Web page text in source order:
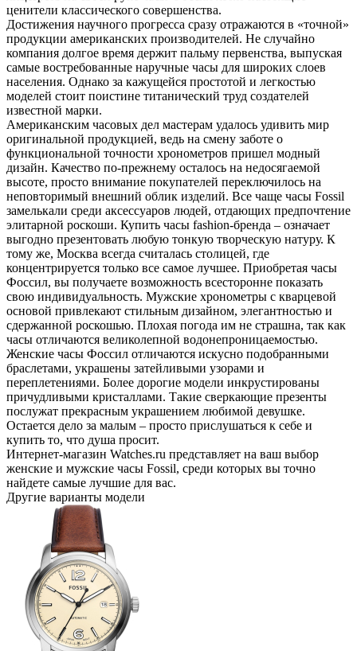
ценители классического совершенства.
Достижения научного прогресса сразу отражаются в «точной»
продукции американских производителей. Не случайно
компания долгое время держит пальму первенства, выпуская
самые востребованные наручные часы для широких слоев
населения. Однако за кажущейся простотой и легкостью
моделей стоит поистине титанический труд создателей
известной марки.
Американским часовых дел мастерам удалось удивить мир
оригинальной продукцией, ведь на смену заботе о
функциональной точности хронометров пришел модный
дизайн. Качество по-прежнему осталось на недосягаемой
высоте, просто внимание покупателей переключилось на
неповторимый внешний облик изделий. Все чаще часы Fossil
замелькали среди аксессуаров людей, отдающих предпочтение
элитарной роскоши. Купить часы fashion-бренда – означает
выгодно презентовать любую тонкую творческую натуру. К
тому же, Москва всегда считалась столицей, где
концентрируется только все самое лучшее. Приобретая часы
Фоссил, вы получаете возможность всесторонне показать
свою индивидуальность. Мужские хронометры с кварцевой
основой привлекают стильным дизайном, элегантностью и
сдержанной роскошью. Плохая погода им не страшна, так как
часы отличаются великолепной водонепроницаемостью.
Женские часы Фоссил отличаются искусно подобранными
браслетами, украшены затейливыми узорами и
переплетениями. Более дорогие модели инкрустированы
причудливыми кристаллами. Такие сверкающие презенты
послужат прекрасным украшением любимой девушке.
Остается дело за малым – просто прислушаться к себе и
купить то, что душа просит.
Интернет-магазин Watches.ru представляет на ваш выбор
женские и мужские часы Fossil, среди которых вы точно
найдете самые лучшие для вас.
Другие варианты модели